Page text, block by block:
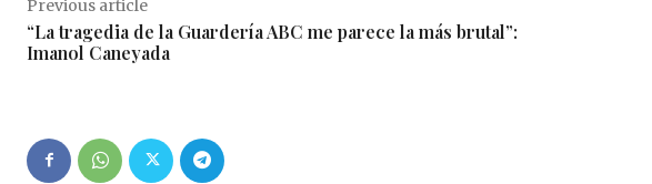
Previous article
“La tragedia de la Guardería ABC me parece la más brutal”:
Imanol Caneyada